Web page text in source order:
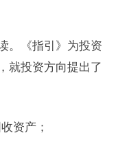
。《指引》为投资
就投资方向提出了
资产；